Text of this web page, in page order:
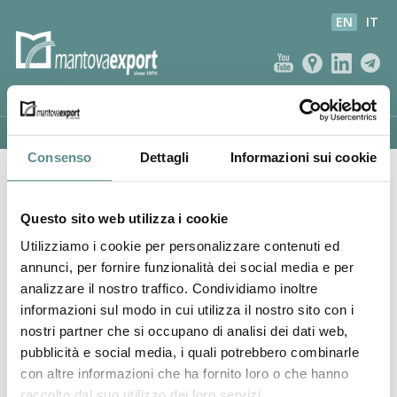
Consenso Dettagli Informazioni sui cookie
Questo sito web utilizza i cookie
Utilizziamo i cookie per personalizzare contenuti ed
annunci, per fornire funzionalità dei social media e per
analizzare il nostro traffico. Condividiamo inoltre
informazioni sul modo in cui utilizza il nostro sito con i
nostri partner che si occupano di analisi dei dati web,
pubblicità e social media, i quali potrebbero combinarle
con altre informazioni che ha fornito loro o che hanno
EN IT
home our partners
ASSOCIATED COMPANIES
VIDEOS
CUSTOMERS SERVICE
Azichem Srl
AZICHEM Srl
Via G. Gentile, 16/A